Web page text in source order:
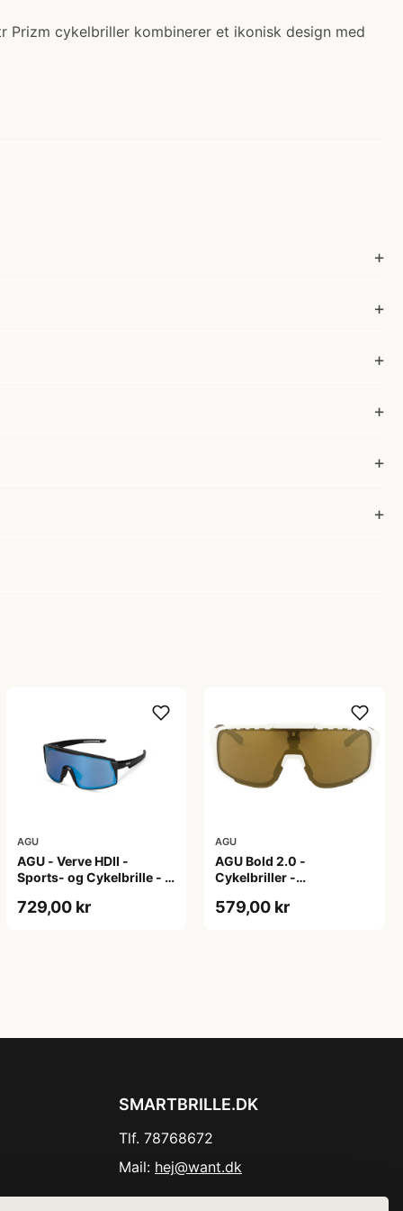
Prizm cykelbriller kombinerer et ikonisk design med
AGU
AGU - Verve HDII -
Sports- og Cykelbrille - 3
729,00 kr
AGU
AGU Bold 2.0 -
Cykelbriller -
579,00 kr
SMARTBRILLE.DK
Tlf. 78768672
Mail: hej@want.dk